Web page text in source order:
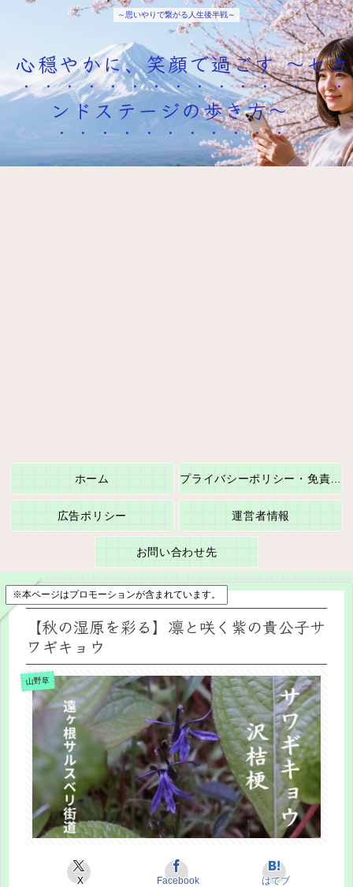
～思いやりで繋がる人生後半戦～
心穏やかに、笑顔で過ごす ～セカ
ンドステージの歩き方～
ホーム
広告ポリシー 運営者情報
お問い合わせ先
※本ページはプロモーションが含まれています。
【秋の湿原を彩る】凛と咲く紫の貴公子サ
ワギキョウ
山野草
X Facebook はてブ